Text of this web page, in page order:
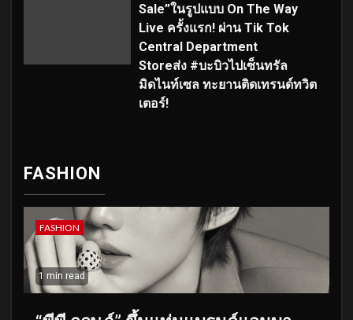
Sale”ในรูปแบบ On The Way
Live ครั้งแรก! ผ่าน Tik Tok
Central Department
Storeส่ง #บะบิวไปเซ็นทรัล
มิดไนท์เซล ทะยานติดเทรนด์ทวิต
เตอร์!
FASHION
FASHION
1 min read